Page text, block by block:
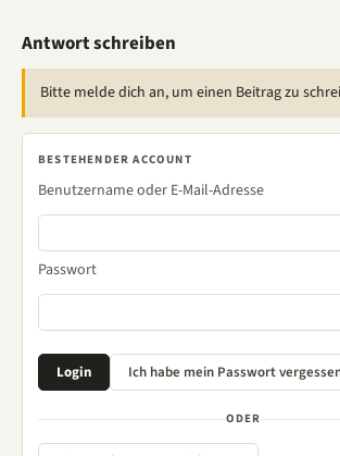
Antwort schreiben
Bitte melde dich an, um einen Beitrag zu
BESTEHENDER ACCOUNT
Benutzername oder E-Mail-Adresse
Passwort
ODER